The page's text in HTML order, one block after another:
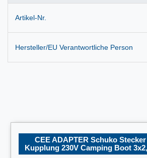
Artikel-Nr.
Hersteller/EU Verantwortliche Person
CEE ADAPTER Schuko
Kupplung 230V Camping Boot